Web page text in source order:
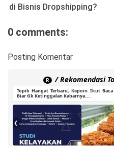
di Bisnis Dropshipping?
0 comments:
Posting Komentar
R / Rekomendasi
Topik Hangat Terbaru, Kepoin Ikut
Biar Gk Ketinggalan Kabarnya....
❮